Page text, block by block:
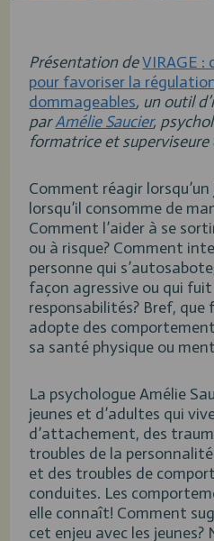
Présentation deVIRAGE :
pour favoriser la
dommageables, un outil
parAmélie Saucier,
formatrice et superviseure
Comment réagir
lorsqu’il consomme de
Comment l’aider à se
ou à risque? Comment
personne qui
façon agressive ou qui
responsabilités? Bref, que
adopte des
sa santé physique ou
La psychologue Amélie
jeunes et d’adultes qui
d’attachement, des
troubles de la
et des troubles de
conduites. Les
elle connaît! Comment
cet enjeu avec les jeunes?